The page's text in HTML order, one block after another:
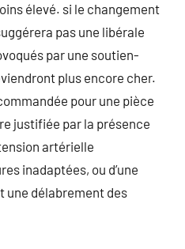
élevé. si le changement
pas une libérale
par une soutien-
plus encore cher.
pour une pièce
justifiée par la présence
artérielle
inadaptées, ou d’une
une délabrement des